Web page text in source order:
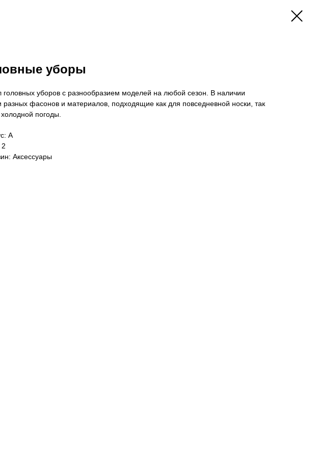
уборы
головных уборов с разнообразием моделей на любой сезон. В наличии
разных фасонов и материалов, подходящие как для повседневной носки, так
погоды.
А
Аксессуары